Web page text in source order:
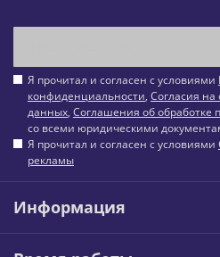
Я прочитал и согласен с условиями
конфиденциальности, Согласия на
данных, Соглашения об обработке
со всеми юридическими
Я прочитал и согласен с условиями
рекламы
Информация